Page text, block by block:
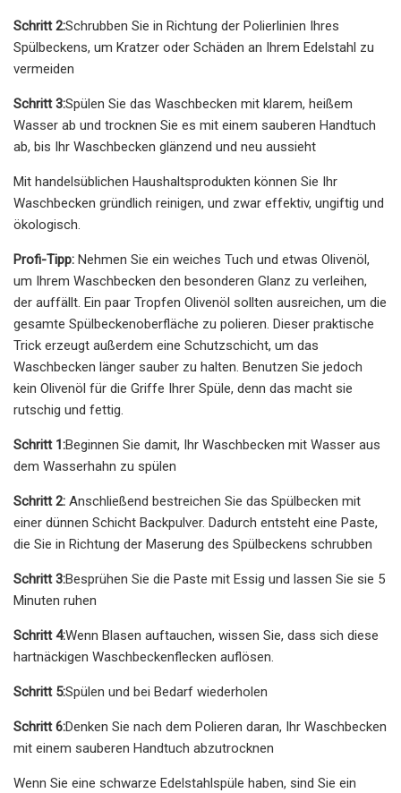
Schritt 2:Schrubben Sie in Richtung der Polierlinien Ihres
Spülbeckens, um Kratzer oder Schäden an Ihrem Edelstahl zu
vermeiden
Schritt 3:Spülen Sie das Waschbecken mit klarem, heißem
Wasser ab und trocknen Sie es mit einem sauberen Handtuch
ab, bis Ihr Waschbecken glänzend und neu aussieht
Mit handelsüblichen Haushaltsprodukten können Sie Ihr
Waschbecken gründlich reinigen, und zwar effektiv, ungiftig und
ökologisch.
Profi-Tipp: Nehmen Sie ein weiches Tuch und etwas Olivenöl,
um Ihrem Waschbecken den besonderen Glanz zu verleihen,
der auffällt. Ein paar Tropfen Olivenöl sollten ausreichen, um die
gesamte Spülbeckenoberfläche zu polieren. Dieser praktische
Trick erzeugt außerdem eine Schutzschicht, um das
Waschbecken länger sauber zu halten. Benutzen Sie jedoch
kein Olivenöl für die Griffe Ihrer Spüle, denn das macht sie
rutschig und fettig.
Schritt 1:Beginnen Sie damit, Ihr Waschbecken mit Wasser aus
dem Wasserhahn zu spülen
Schritt 2: Anschließend bestreichen Sie das Spülbecken mit
einer dünnen Schicht Backpulver. Dadurch entsteht eine Paste,
die Sie in Richtung der Maserung des Spülbeckens schrubben
Schritt 3:Besprühen Sie die Paste mit Essig und lassen Sie sie 5
Minuten ruhen
Schritt 4:Wenn Blasen auftauchen, wissen Sie, dass sich diese
hartnäckigen Waschbeckenflecken auflösen.
Schritt 5:Spülen und bei Bedarf wiederholen
Schritt 6:Denken Sie nach dem Polieren daran, Ihr Waschbecken
mit einem sauberen Handtuch abzutrocknen
Wenn Sie eine schwarze Edelstahlspüle haben, sind Sie ein